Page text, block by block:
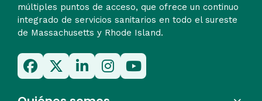
múltiples puntos de acceso, que ofrece un continuo
integrado de servicios sanitarios en todo el sureste
de Massachusetts y Rhode Island.